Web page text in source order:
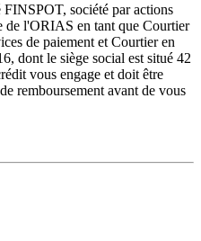
FINSPOT, société par actions
de l'ORIAS en tant que Courtier
de paiement et Courtier en
dont le siège social est situé 42
vous engage et doit être
remboursement avant de vous